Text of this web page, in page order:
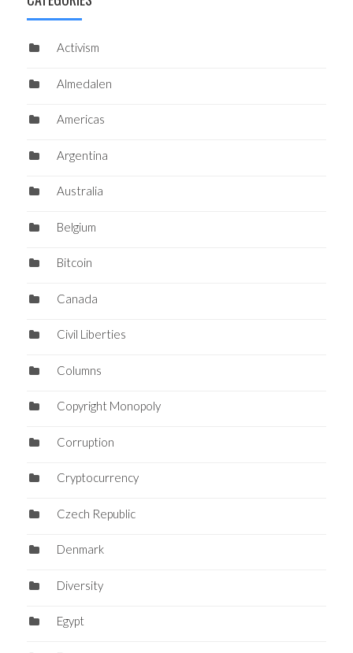
Activism
Almedalen
Americas
Argentina
Australia
Belgium
Bitcoin
Canada
Civil Liberties
Columns
Copyright Monopoly
Corruption
Cryptocurrency
Czech Republic
Denmark
Diversity
Egypt